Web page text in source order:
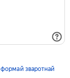
формай зваротнай